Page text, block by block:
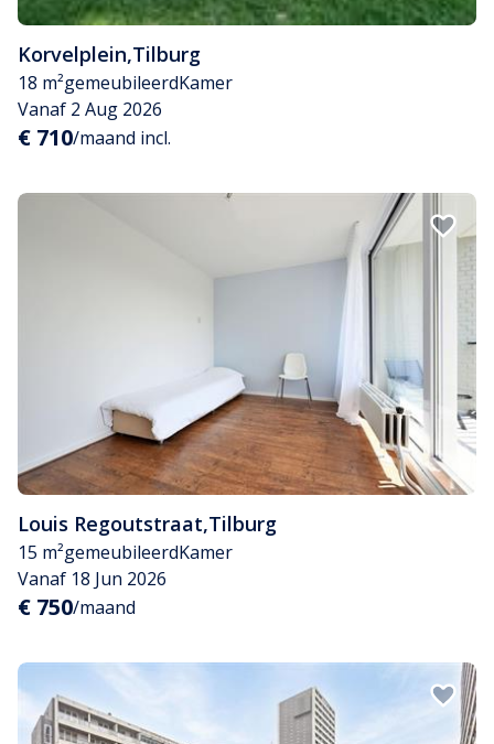
Korvelplein,Tilburg
18 m²gemeubileerdKamer
Vanaf 2 Aug 2026
€ 710/maand incl.
Louis Regoutstraat,Tilburg
15 m²gemeubileerdKamer
Vanaf 18 Jun 2026
€ 750/maand